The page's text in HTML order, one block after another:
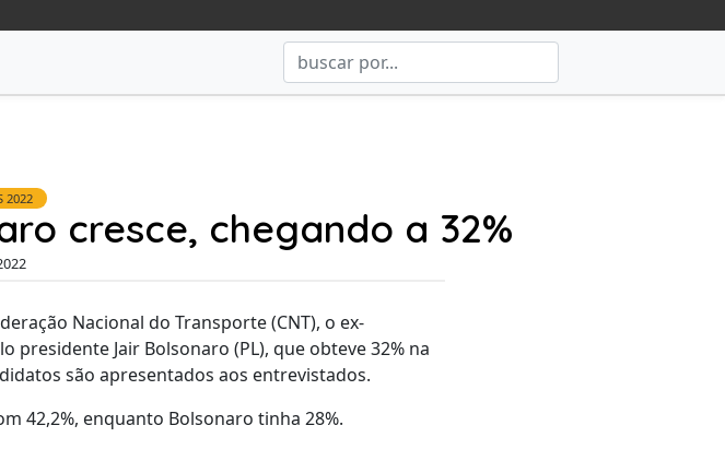
2022
cresce, chegando a 32%
Nacional do Transporte (CNT), o ex-
presidente Jair Bolsonaro (PL), que obteve 32% na
são apresentados aos entrevistados.
42,2%, enquanto Bolsonaro tinha 28%.